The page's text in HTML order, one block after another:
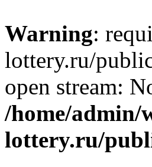
Warning:
lottery.ru/
open stream:
/home/admin/
lottery.ru/